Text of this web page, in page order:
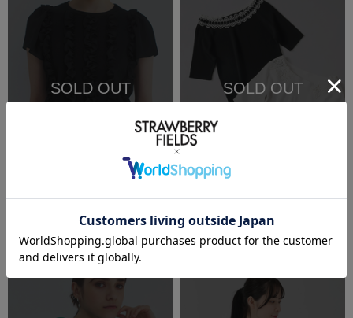
SOLD OUT
STRAWBERRY-FIELDS
シフォンフリルニット
￥9,350(税込) 50%OFF
SOLD OUT
STRAWBERRY-FIELDS
レースボートネックニット